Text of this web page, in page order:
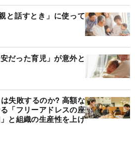
と話すとき」に使って
だった育児」が意外と
失敗するのか? 高額な
「フリーアドレスの座
と組織の生産性を上げ